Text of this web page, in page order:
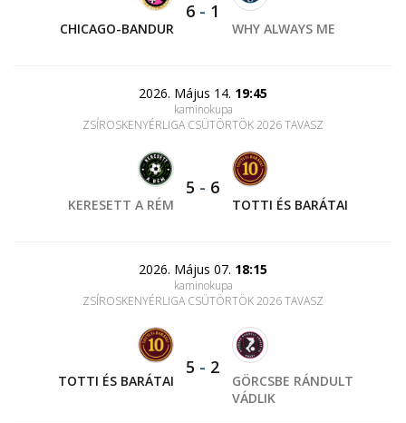
CHICAGO-BANDUR
6 - 1
WHY ALWAYS ME
2026. Május 14. 19:45
kaminokupa
ZSÍROSKENYÉRLIGA CSÜTÖRTÖK 2026 TAVASZ
KERESETT A RÉM
5 - 6
TOTTI ÉS BARÁTAI
2026. Május 07. 18:15
kaminokupa
ZSÍROSKENYÉRLIGA CSÜTÖRTÖK 2026 TAVASZ
TOTTI ÉS BARÁTAI
5 - 2
GÖRCSBE RÁNDULT
VÁDLIK